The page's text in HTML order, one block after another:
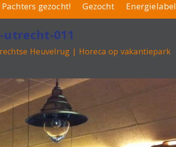
Pachters gezocht! Gezocht Energielabel
011
Heuvelrug | Horeca op vakantiepark